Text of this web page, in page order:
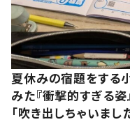
夏休みの宿題をする
みた『衝撃的すぎる
「吹き出しちゃいまし